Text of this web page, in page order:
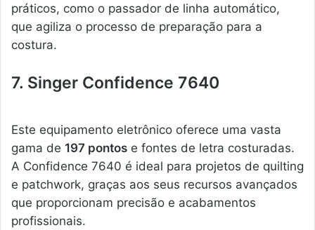
práticos, como o passador de linha automático,
que agiliza o processo de preparação para a
costura.
7. Singer Confidence 7640
Este equipamento eletrônico oferece uma vasta
gama de 197 pontos e fontes de letra costuradas.
A Confidence 7640 é ideal para projetos de quilting
e patchwork, graças aos seus recursos avançados
que proporcionam precisão e acabamentos
profissionais.